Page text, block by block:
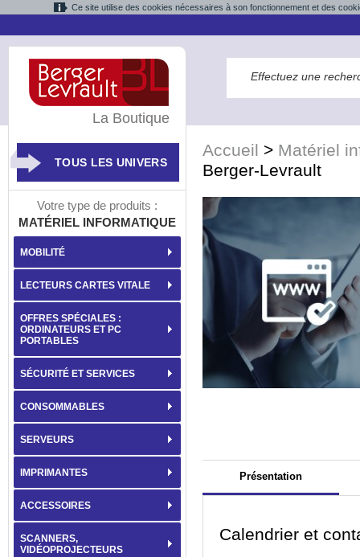
Ce site utilise des cookies nécessaires à son fonctionnement et des
Accueil > Matériel
Berger-Levrault
Présentation
Calendrier et
La Boutique
TOUS LES UNIVERS
Votre type de produits :
MATÉRIEL INFORMATIQUE
MOBILITÉ
LECTEURS CARTES VITALE
OFFRES SPÉCIALES :
ORDINATEURS ET PC
PORTABLES
SÉCURITÉ ET SERVICES
CONSOMMABLES
SERVEURS
IMPRIMANTES
ACCESSOIRES
SCANNERS,
VIDÉOPROJECTEURS